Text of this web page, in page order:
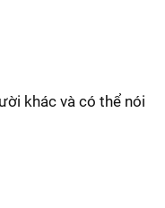
khác và có thể nói